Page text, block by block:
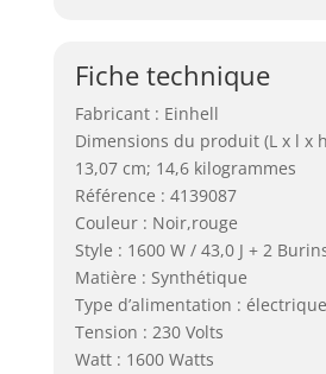
Fiche technique
Fabricant : Einhell
Dimensions du produit (L x l x
13,07 cm; 14,6 kilogrammes
Référence : 4139087
Couleur : Noir,rouge
Style : 1600 W / 43,0 J + 2
Matière : Synthétique
Type d’alimentation :
Tension : 230 Volts
Watt : 1600 Watts